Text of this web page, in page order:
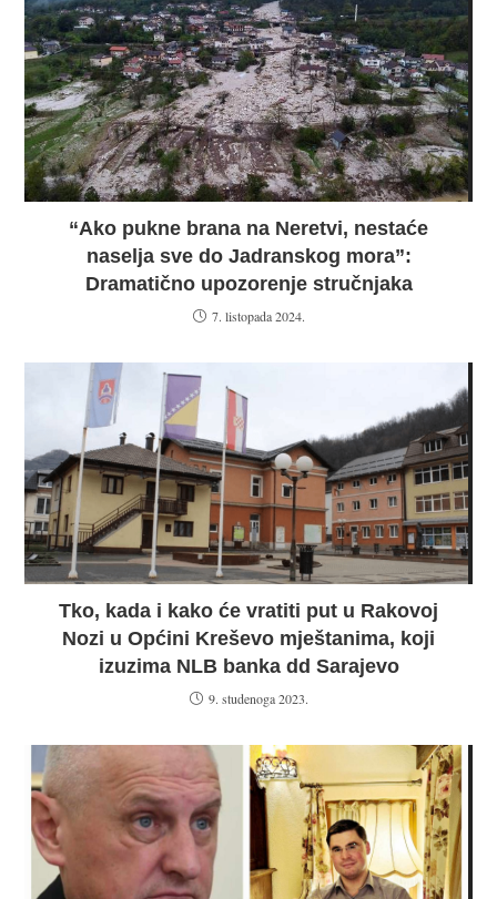
“Ako pukne brana na Neretvi, nestaće
naselja sve do Jadranskog mora”:
Dramatično upozorenje stručnjaka
7. listopada 2024.
Tko, kada i kako će vratiti put u Rakovoj
Nozi u Općini Kreševo mještanima, koji
izuzima NLB banka dd Sarajevo
9. studenoga 2023.